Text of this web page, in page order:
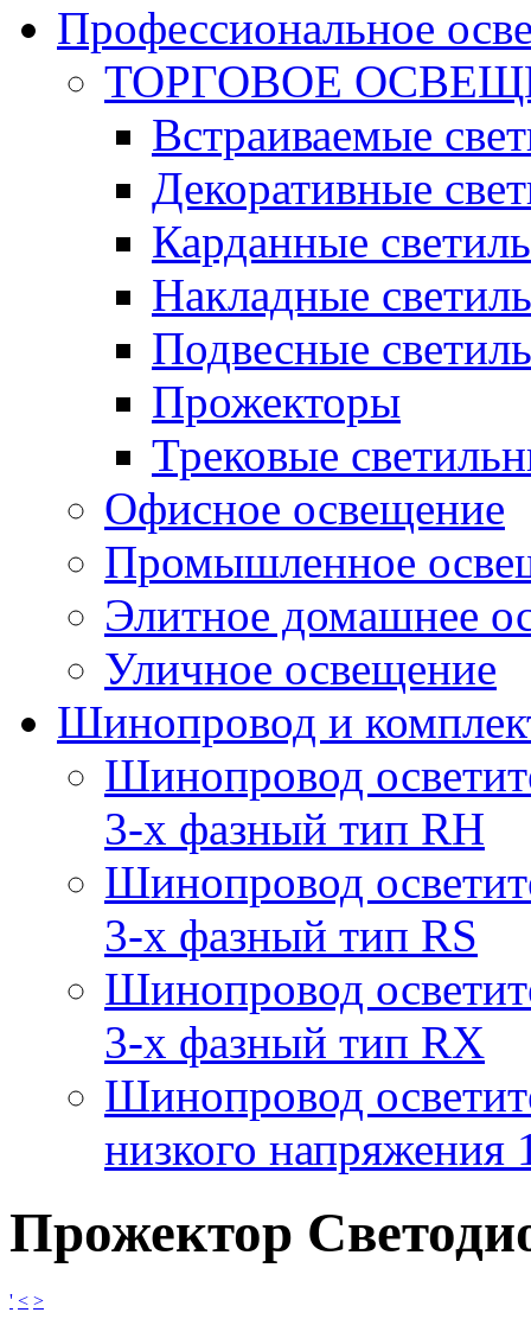
Профессиональное
ТОРГОВОЕ
Встраиваемые
Декоративные
Карданные
Накладные
Подвесные
Прожекторы
Трековые
Офисное освещение
Промышленное
Элитное домашнее
Уличное освещение
Шинопровод и
Шинопровод
3-х фазный тип RH
Шинопровод
3-х фазный тип RS
Шинопровод
3-х фазный тип RX
Шинопровод
низкого напряжения
Прожектор
' < >